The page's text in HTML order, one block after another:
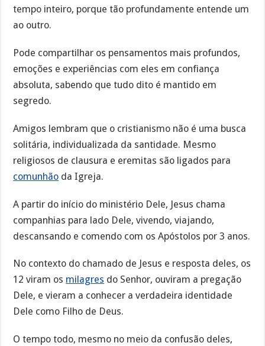
tempo inteiro, porque tão profundamente entende um
ao outro.
Pode compartilhar os pensamentos mais profundos,
emoções e experiências com eles em confiança
absoluta, sabendo que tudo dito é mantido em
segredo.
Amigos lembram que o cristianismo não é uma busca
solitária, individualizada da santidade. Mesmo
religiosos de clausura e eremitas são ligados para
comunhão da Igreja.
A partir do início do ministério Dele, Jesus chama
companhias para lado Dele, vivendo, viajando,
descansando e comendo com os Apóstolos por 3 anos.
No contexto do chamado de Jesus e resposta deles, os
12 viram os milagres do Senhor, ouviram a pregação
Dele, e vieram a conhecer a verdadeira identidade
Dele como Filho de Deus.
O tempo todo, mesmo no meio da confusão deles,